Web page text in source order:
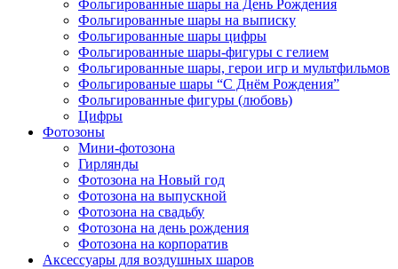
Фольгированные шары на День Рождения
Фольгированные шары на выписку
Фольгированные шары цифры
Фольгированные шары-фигуры с гелием
Фольгированные шары, герои игр и мультфильмов
Фольгированые шары “С Днём Рождения”
Фольгированные фигуры (любовь)
Цифры
Фотозоны
Мини-фотозона
Гирлянды
Фотозона на Новый год
Фотозона на выпускной
Фотозона на свадьбу
Фотозона на день рождения
Фотозона на корпоратив
Аксессуары для воздушных шаров